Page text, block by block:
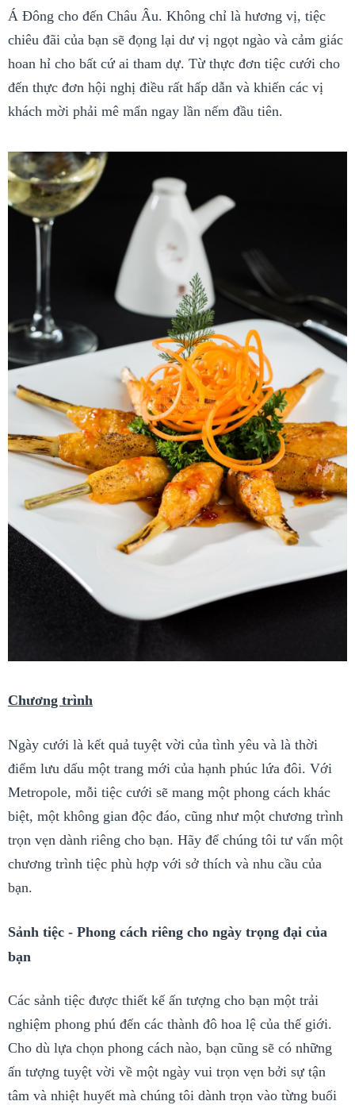
Á Đông cho đến Châu Âu. Không chỉ là hương vị, tiệc
chiêu đãi của bạn sẽ đọng lại dư vị ngọt ngào và cảm giác
hoan hỉ cho bất cứ ai tham dự. Từ thực đơn tiệc cưới cho
đến thực đơn hội nghị điều rất hấp dẫn và khiến các vị
khách mời phải mê mẩn ngay lần nếm đầu tiên.
Chương trình
Ngày cưới là kết quả tuyệt vời của tình yêu và là thời
điểm lưu dấu một trang mới của hạnh phúc lứa đôi. Với
Metropole, mỗi tiệc cưới sẽ mang một phong cách khác
biệt, một không gian độc đáo, cũng như một chương trình
trọn vẹn dành riêng cho bạn. Hãy để chúng tôi tư vấn một
chương trình tiệc phù hợp với sở thích và nhu cầu của
bạn.
Sảnh tiệc - Phong cách riêng cho ngày trọng đại của
bạn
Các sảnh tiệc được thiết kế ấn tượng cho bạn một trải
nghiệm phong phú đến các thành đô hoa lệ của thế giới.
Cho dù lựa chọn phong cách nào, bạn cũng sẽ có những
ấn tượng tuyệt vời về một ngày vui trọn vẹn bởi sự tận
tâm và nhiệt huyết mà chúng tôi dành trọn vào từng buổi